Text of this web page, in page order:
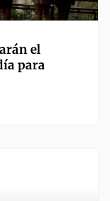
el
para